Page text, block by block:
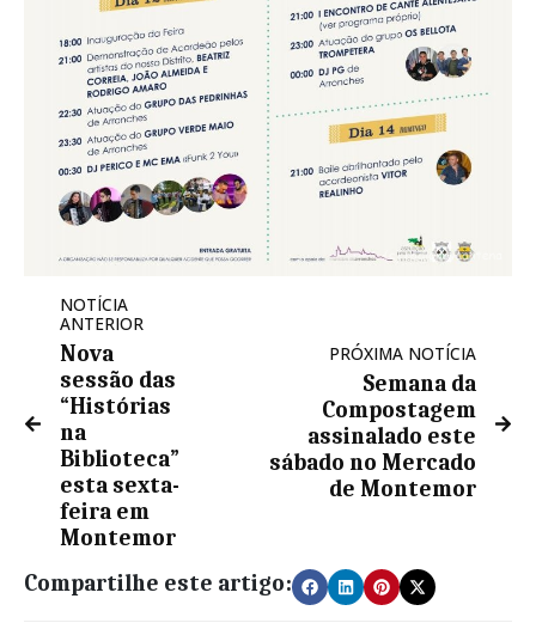
NOTÍCIA
ANTERIOR
Nova
sessão das
“Histórias
na
Biblioteca”
esta sexta-
feira em
Montemor
PRÓXIMA NOTÍCIA
Semana da
Compostagem
assinalado este
sábado no Mercado
de Montemor
Compartilhe este artigo: